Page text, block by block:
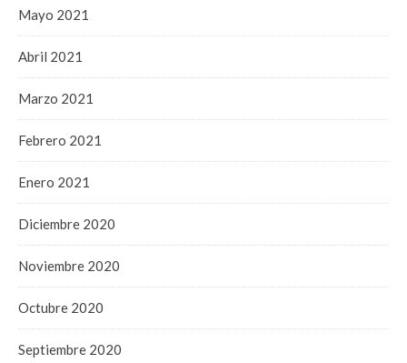
Mayo 2021
Abril 2021
Marzo 2021
Febrero 2021
Enero 2021
Diciembre 2020
Noviembre 2020
Octubre 2020
Septiembre 2020